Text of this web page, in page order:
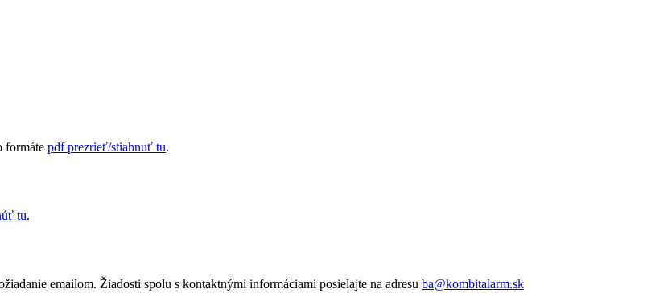
formáte pdf prezrieť/stiahnuť tu.
tu.
emailom. Žiadosti spolu s kontaktnými informáciami posielajte na adresu ba@kombitalarm.sk